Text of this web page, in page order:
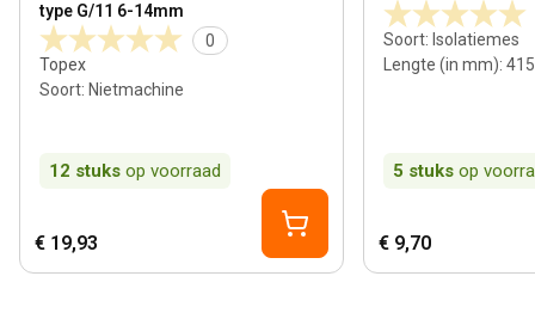
type G/11 6-14mm
0
Topex
Soort: Nietmachine
12 stuks op voorraad
€ 19,93
Soort: Isolatiemes
Lengte (in mm): 415
5 stuks op
€ 9,70